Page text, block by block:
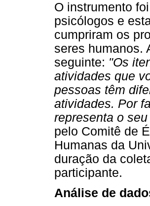
O instrumento
psicólogos e
cumpriram os
seres humanos.
seguinte: "Os
atividades que
pessoas têm
atividades. Por
representa o
pelo Comitê de
Humanas da
duração da
participante.
Análise de